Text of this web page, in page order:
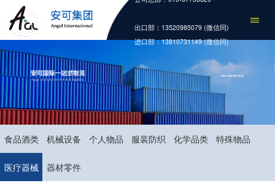
出口部：13520985079 (微信同)
进口部：13810731149 (微信同)
食品酒类 机械设备 个人物品 服装防织 化学品类 特殊物品
医疗器械 器材零件